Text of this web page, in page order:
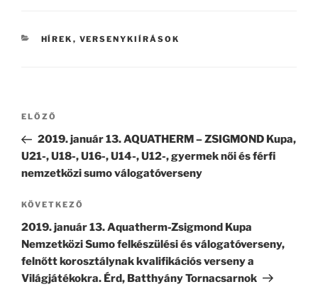
KATEGÓRIÁK
HÍREK , VERSENYKIÍRÁSOK
Bejegyzés
Korábbi
bejegyzés
ELŐZŐ
2019. január 13. AQUATHERM – ZSIGMOND Kupa,
U21-, U18-, U16-, U14-, U12-, gyermek női és férfi
nemzetközi sumo válogatóverseny
Következő
bejegyzés
KÖVETKEZŐ
2019. január 13. Aquatherm-Zsigmond Kupa
Nemzetközi Sumo felkészülési és válogatóverseny,
felnőtt korosztálynak kvalifikációs verseny a
Világjátékokra. Érd, Batthyány Tornacsarnok